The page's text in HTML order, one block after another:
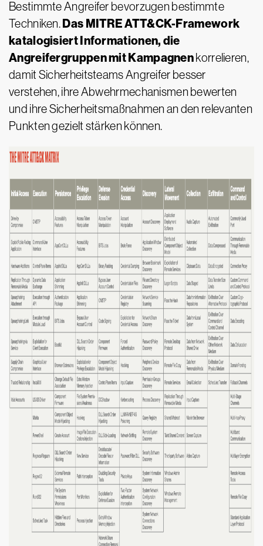
Bestimmte Angreifer bevorzugen bestimmte
Techniken.Das MITRE ATT&CK-Framework
katalogisiert Informationen, die
Angreifergruppen mit Kampagnen korrelieren,
damit Sicherheitsteams Angreifer besser
verstehen, ihre Abwehrmechanismen bewerten
und ihre Sicherheitsmaßnahmen an den relevanten
Punkten gezielt stärken können.